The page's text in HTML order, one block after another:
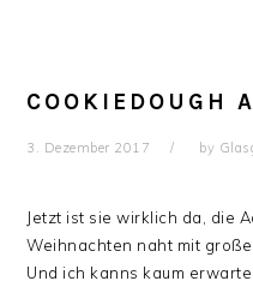
COOKIEDOUGH
3. Dezember 2017 by
Jetzt ist sie wirklich da, die
Weihnachten naht mit
Und ich kanns kaum